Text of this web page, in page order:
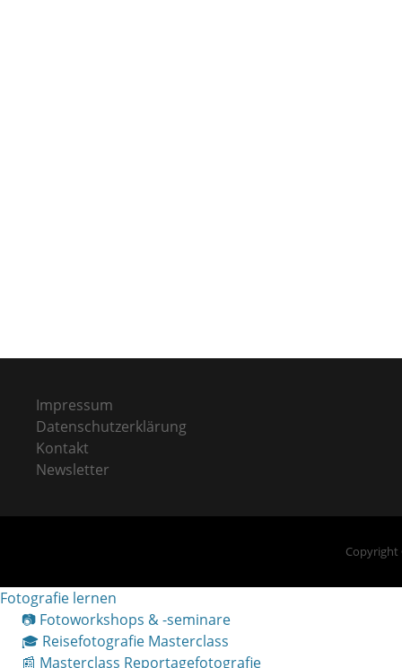
Impressum
Datenschutzerklärung
Kontakt
Newsletter
Fotografie lernen
📷 Fotoworkshops & -seminare
🎓 Reisefotografie Masterclass
📰 Masterclass Reportagefotografie